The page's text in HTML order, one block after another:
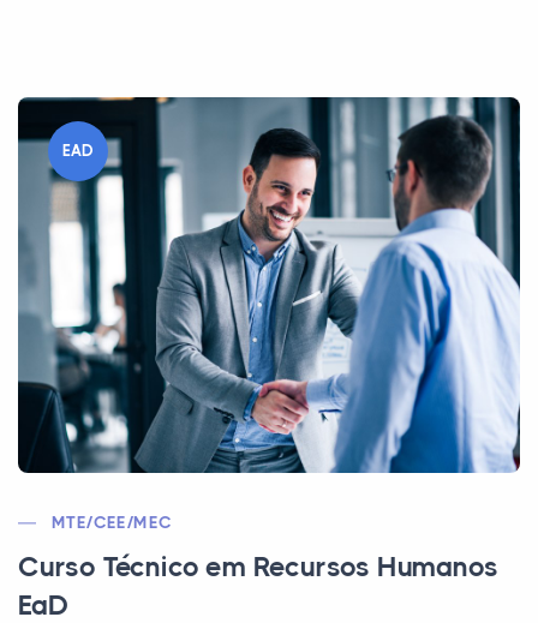
EAD
MTE/CEE/MEC
Curso Técnico em Recursos Humanos
EaD